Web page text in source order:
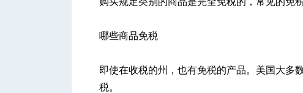
哪些商品免税
即使在收税的州，也有免税的产品。美国大多
税。